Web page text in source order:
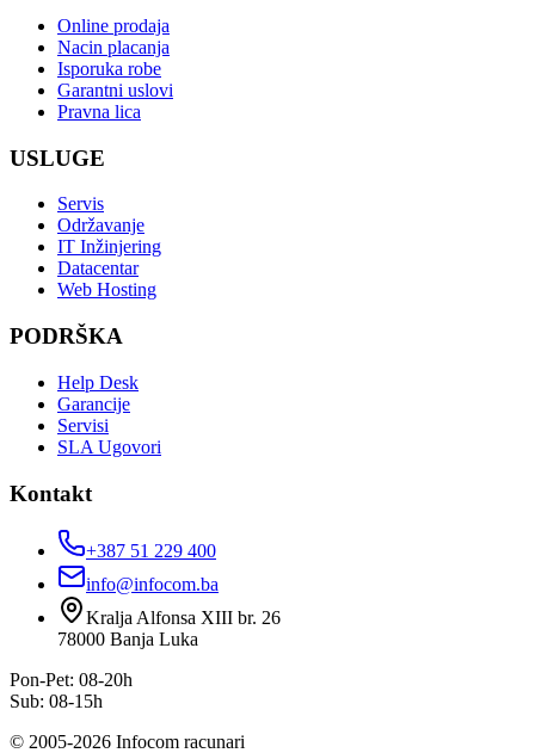
Online prodaja
Nacin placanja
Isporuka robe
Garantni uslovi
Pravna lica
USLUGE
Servis
Održavanje
IT Inžinjering
Datacentar
Web Hosting
PODRŠKA
Help Desk
Garancije
Servisi
SLA Ugovori
Kontakt
+387 51 229 400
info@infocom.ba
Kralja Alfonsa XIII br. 26
78000 Banja Luka
Pon-Pet: 08-20h
Sub: 08-15h
© 2005-2026 Infocom racunari